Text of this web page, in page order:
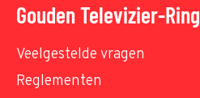
Gouden Televizier-Ring
Veelgestelde vragen
Reglementen